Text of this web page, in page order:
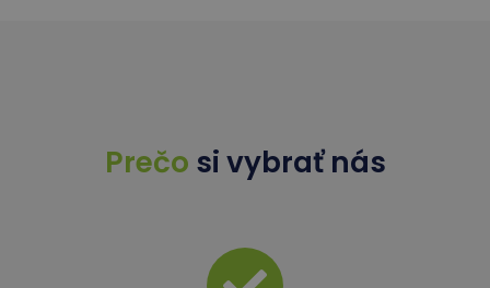
Prečo si vybrať nás